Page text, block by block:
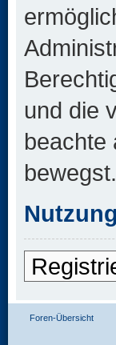
und die
beachte
bewegst.
Foren-Übersicht